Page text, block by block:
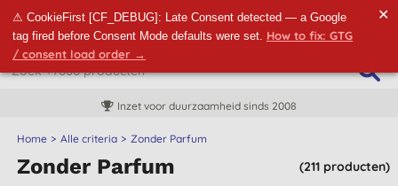
⚠ CookieFirst [CF_DEBUG]: Late Consent detected — a Google
tag fired before Consent Mode defaults were set. How to fix: GTG
/ consent load order →
✕
Gratis verzending vanaf €60
Home Alle criteria Zonder Parfum
(211 producten)
Zonder Parfum